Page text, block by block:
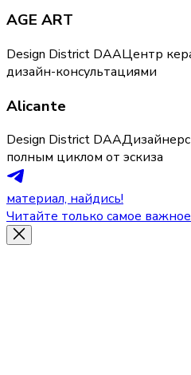
AGE ART
Design District DAAЦентр
дизайн-консультациями
Alicante
Design District DAA
полным циклом от эскиза
материал, найдись!
Читайте только самое